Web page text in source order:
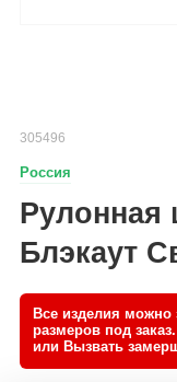
305496
Россия
Рулонная
Блэкаут